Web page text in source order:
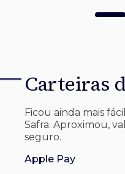
Carteiras
Ficou ainda mais
Safra. Aproximou,
seguro.
Apple Pay